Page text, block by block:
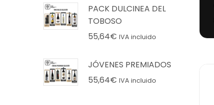
PACK DULCINEA DEL
TOBOSO
55,64€ IVA incluido
JÓVENES PREMIADOS
55,64€ IVA incluido